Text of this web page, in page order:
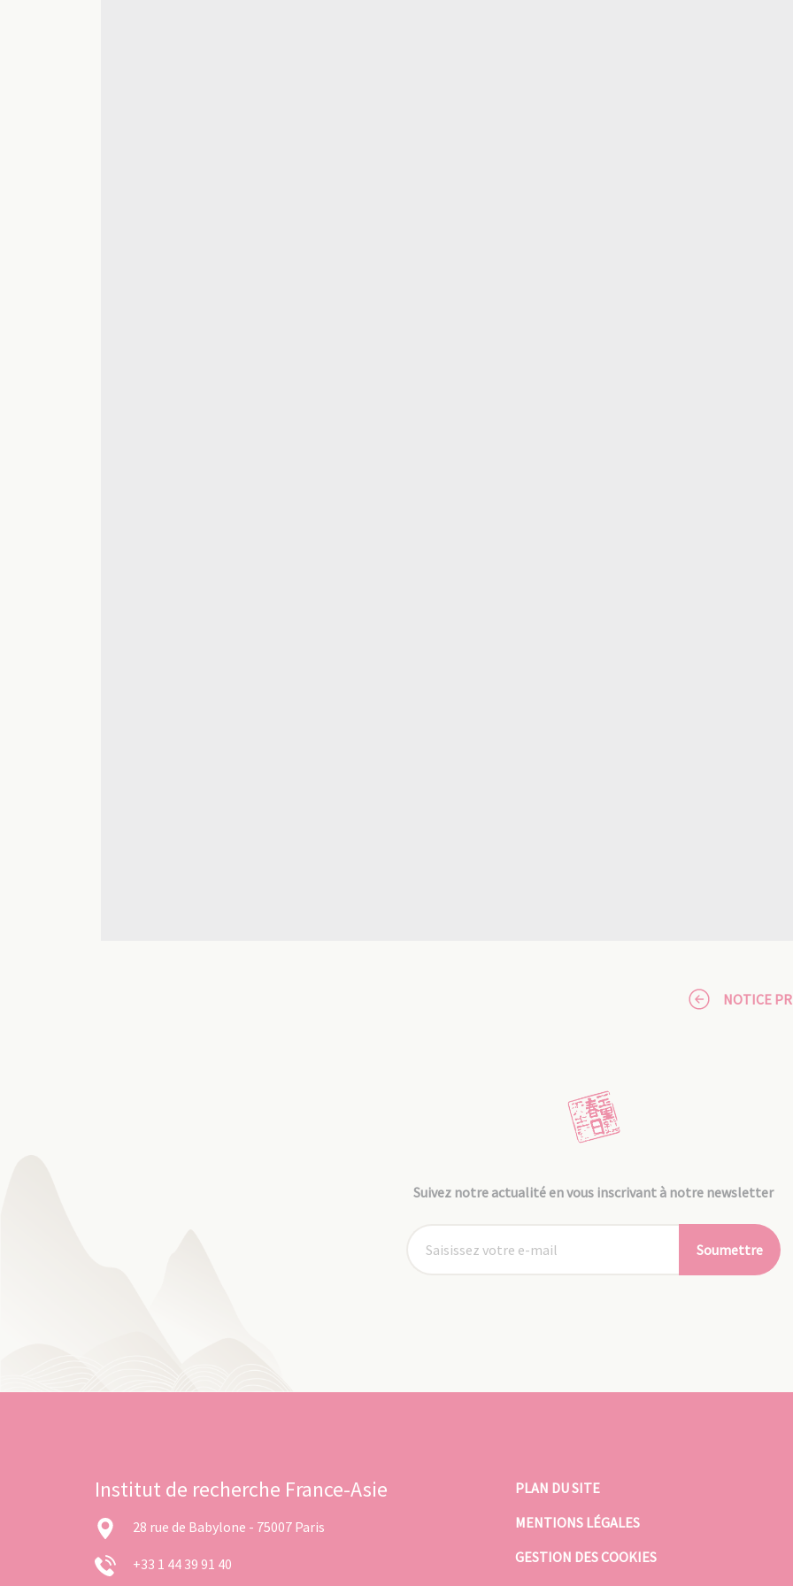
NOTICE
Suivez notre actualité en vous inscrivant à notre newsletter
Soumettre
Institut de recherche France-Asie
28 rue de Babylone - 75007 Paris
+33 1 44 39 91 40
PLAN DU SITE
MENTIONS LÉGALES
GESTION DES COOKIES